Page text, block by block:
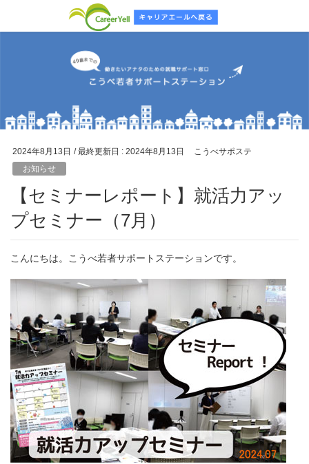
2024年8月13日 / 最終更新日 : 2024年8月13日
こうべサポステ
お知らせ
【セミナーレポート】就活力アッ
プセミナー（7月）
こんにちは。こうべ若者サポートステーションです。